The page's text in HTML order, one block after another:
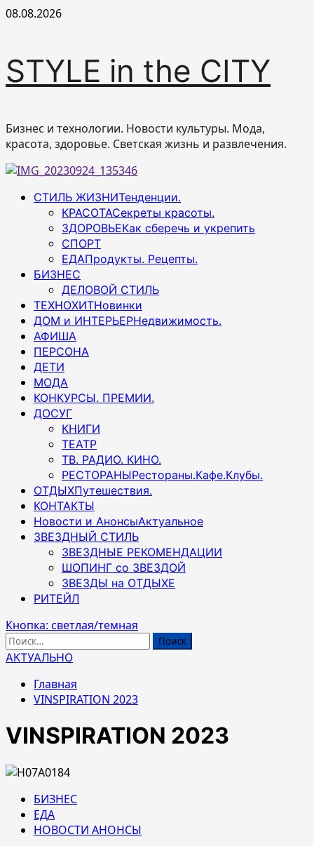
Перейти
08.08.2026
STYLE in the CITY
Бизнес и технологии. Новости культуры. Мода,
красота, здоровье. Светская жизнь и развлечения.
Основное
СТИЛЬ ЖИЗНИТенденции.
КРАСОТАСекреты красоты.
ЗДОРОВЬЕКак сберечь и укрепить
СПОРТ
ЕДАПродукты. Рецепты.
БИЗНЕС
ДЕЛОВОЙ СТИЛЬ
ТЕХНОХИТНовинки
ДОМ и ИНТЕРЬЕРНедвижимость.
АФИША
ПЕРСОНА
ДЕТИ
МОДА
КОНКУРСЫ. ПРЕМИИ.
ДОСУГ
КНИГИ
ТЕАТР
ТВ. РАДИО. КИНО.
РЕСТОРАНЫРестораны.Кафе.Клубы.
ОТДЫХПутешествия.
КОНТАКТЫ
Новости и АнонсыАктуальное
ЗВЕЗДНЫЙ СТИЛЬ
ЗВЕЗДНЫЕ РЕКОМЕНДАЦИИ
ШОПИНГ со ЗВЕЗДОЙ
ЗВЕЗДЫ на ОТДЫХЕ
РИТЕЙЛ
Кнопка: светлая/темная
Найти:
АКТУАЛЬНО
Главная
VINSPIRATION 2023
VINSPIRATION 2023
БИЗНЕС
ЕДА
НОВОСТИ АНОНСЫ